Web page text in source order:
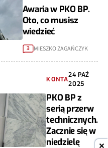
Awaria w PKO BP.
Oto, co musisz
wiedzieć
3 MIESZKO ZAGAŃCZYK
KONTA
24 PAŹ
2025
PKO BP z
serią przerw
technicznych.
Zacznie się w
niedzielę